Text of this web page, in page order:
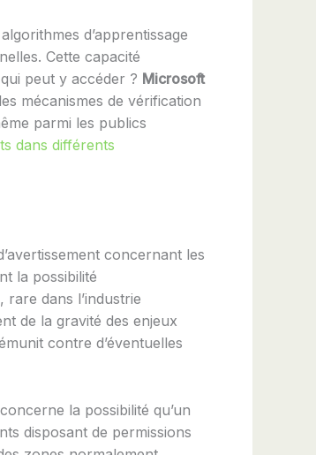
d’apprentissage
Cette capacité
peut y accéder ? Microsoft
mécanismes de vérification
parmi les publics
dans différents
concernant les
la possibilité
dans l’industrie
de la gravité des enjeux
contre d’éventuelles
la possibilité qu’un
disposant de permissions